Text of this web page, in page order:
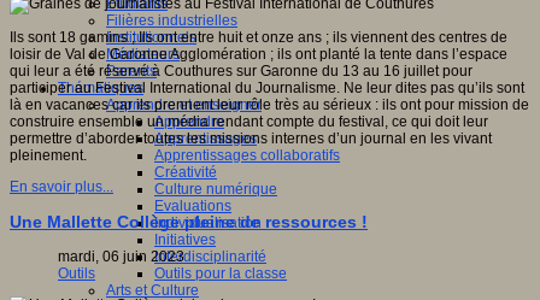
Etudiants
Filières industrielles
Institutionnels
Médiateurs
Parents
Thématiques
Apprendre et enseigner
Apprendre
Apprentissages
Apprentissages collaboratifs
Créativité
Culture numérique
Evaluations
Individualisation
Initiatives
Interdisciplinarité
Outils pour la classe
Arts et Culture
Ils sont 18 gamins ; Ils ont entre huit et onze ans ; ils viennent des centres de
loisir de Val de Garonne Agglomération ; ils ont planté la tente dans l’espace
qui leur a été réservé à Couthures sur Garonne du 13 au 16 juillet pour
participer au Festival International du Journalisme. Ne leur dites pas qu’ils sont
là en vacances car ils prennent leur rôle très au sérieux : ils ont pour mission de
construire ensemble un média rendant compte du festival, ce qui doit leur
permettre d’aborder toutes les missions internes d’un journal en les vivant
pleinement.
En savoir plus...
Une Mallette Collège pleine de ressources !
mardi, 06 juin 2023
Outils